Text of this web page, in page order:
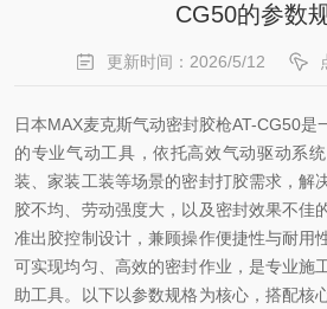
CG50的参数
更新时间：2026/5/12
日本MAX麦克斯气动密封胶枪AT-CG50是
的专业气动工具，依托高效气动驱动系
装、家装工装等场景的密封打胶需求，解
胶不均、劳动强度大，以及密封效果不佳
准出胶控制设计，兼顾操作便捷性与耐用
可实现均匀、高效的密封作业，是专业施
助工具。以下以参数规格为核心，搭配核